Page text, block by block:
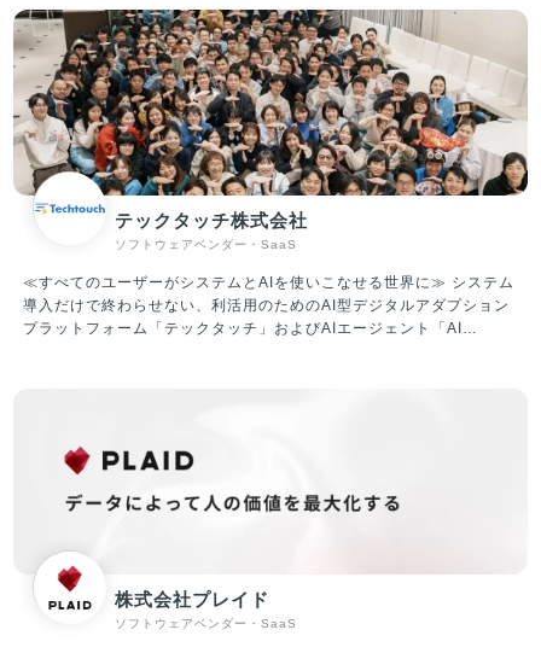
事業」と「ITプラットフォーム事業」を軸に事業を推進しています。
①人材プラットフォーム事業 転職したいノンデスクワーカーと企業と
を結びつけるサービスを提供中。現在展開しているサービスは、ノン
デスク事業者向けの人材採用システム『X Work（クロスワーク）』、
物流・自動車整備・建設領域に特化したエージェントの『ドライバー
キャリア』『整備士キャリア』『建職キャリア』を運営しています。
現在、5,000社以上のクライアントと取引しており、業界トップクラ
スの各社からも厚い信頼を寄せられいます。業界に先駆けて成果報酬
型サービスを実施し、導入のしやすさから新たなクライアントを獲得
し急成長を果たしています。 ②ITプラットフォーム（SaaS）事業 X
Mile社は、人材プラットフォーム事業で5,000以上のお客様と取引を
体制の中小企業が大多数であり、社内のIT人材も不足しているのが課
題となっています。 当社は、ノンデスク事業者向けのSaaS開発提供
により、生産性向上・労働時間短縮を促進していきます。
テックタッチ株式会社
ソフトウェアベンダー・SaaS
≪すべてのユーザーがシステムとAIを使いこなせる世界に≫ システム
導入だけで終わらせない、利活用のためのAI型デジタルアダプション
プラットフォーム「テックタッチ」およびAIエージェント「AI
よるUI改善や自動操作による生産性改善など、アジャイルなDXを現場
主導でリードすることができ、主に従業員数千人～数万人のエンター
機能紹介（一例） ・どのタイミングで何を入力すればいいのかをス
(株)／株式会社など） ・分析機能を用いて、どれくらいの社員が、
どの項目で躓いているのかが分かる ・自動入力機能で顧客のIDを間
違いなく入力（ダブルチェックが不要に） ▼資金調達情報 2019年6
月 シード調達：1.2億円 2020年6月 シリーズA調達：5億円 2023
株式会社プレイド
ソフトウェアベンダー・SaaS